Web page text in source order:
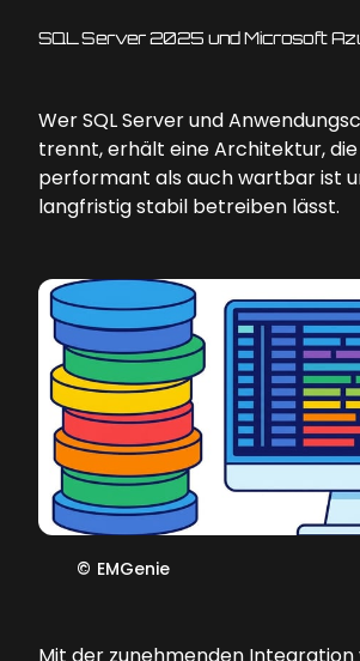
SQL Server 2025 und Microsoft
Wer SQL Server und
trennt, erhält eine Architektur,
performant als auch wartbar ist
langfristig stabil betreiben lässt.
© EMGenie